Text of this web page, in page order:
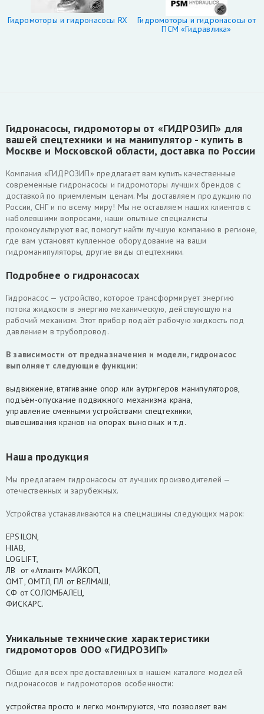
Гидромоторы и гидронасосы RX
Гидромоторы и гидронасосы от
ПСМ «Гидравлика»
Гидронасосы, гидромоторы от «ГИДРОЗИП» для
вашей спецтехники и на манипулятор - купить в
Москве и Московской области, доставка по России
Компания «ГИДРОЗИП» предлагает вам купить качественные
современные гидронасосы и гидромоторы лучших брендов с
доставкой по приемлемым ценам. Мы доставляем продукцию по
России, СНГ и по всему миру! Мы не оставляем наших клиентов с
наболевшими вопросами, наши опытные специалисты
проконсультируют вас, помогут найти лучшую компанию в регионе,
где вам установят купленное оборудование на ваши
гидроманипуляторы, другие виды спецтехники.
Подробнее о гидронасосах
Гидронасос — устройство, которое трансформирует энергию
потока жидкости в энергию механическую, действующую на
рабочий механизм. Этот прибор подаёт рабочую жидкость под
давлением в трубопровод.
В зависимости от предназначения и модели, гидронасос
выполняет следующие функции:
выдвижение, втягивание опор или аутригеров манипуляторов,
подъём-опускание подвижного механизма крана,
управление сменными устройствами спецтехники,
вывешивания кранов на опорах выносных и т.д.
Наша продукция
Мы предлагаем гидронасосы от лучших производителей —
отечественных и зарубежных.
Устройства устанавливаются на спецмашины следующих марок:
EPSILON,
HIAB,
LOGLIFT,
ЛВ от «Атлант» МАЙКОП,
ОМТ, ОМТЛ, ПЛ от ВЕЛМАШ,
СФ от СОЛОМБАЛЕЦ,
ФИСКАРС.
Уникальные технические характеристики
гидромоторов ООО «ГИДРОЗИП»
Общие для всех предоставленных в нашем каталоге моделей
гидронасосов и гидромоторов особенности:
устройства просто и легко монтируются, что позволяет вам